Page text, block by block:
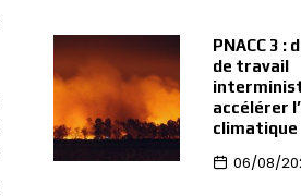
PNACC 3 :
de travail
accélérer
climatique
06/08/